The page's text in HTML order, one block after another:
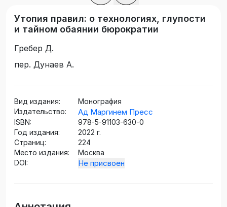
Утопия правил: о технологиях, глупости
и тайном обаянии бюрократии
Гребер Д.
пер. Дунаев А.
Вид издания:
Монография
Издательство:
Ад Маргинем Пресс
ISBN:
978-5-91103-630-0
Год издания:
2022 г.
Страниц:
224
Место издания:
Москва
DOI:
Не присвоен